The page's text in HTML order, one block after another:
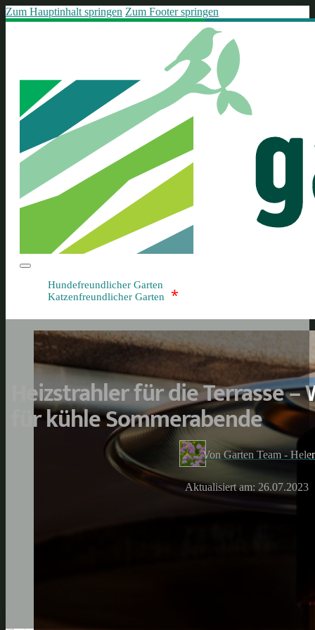
Zum Hauptinhalt springen Zum Footer springen
Hundefreundlicher Garten
Katzenfreundlicher Garten
*
Heizstrahler für die Terrasse
für kühle Sommerabende
Von Garten Team -
Aktualisiert am: 26.07.2023